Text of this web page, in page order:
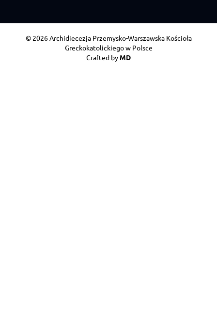
© 2026 Archidiecezja Przemysko-Warszawska Kościoła
Greckokatolickiego w Polsce
Crafted by MD